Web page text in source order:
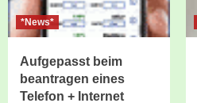
*News*
Aufgepasst beim
beantragen eines
Telefon + Internet